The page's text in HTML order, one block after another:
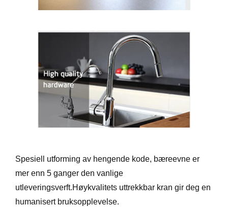
Spesiell utforming av hengende kode, bæreevne er
mer enn 5 ganger den vanlige
utleveringsverft.Høykvalitets uttrekkbar kran gir deg en
humanisert bruksopplevelse.